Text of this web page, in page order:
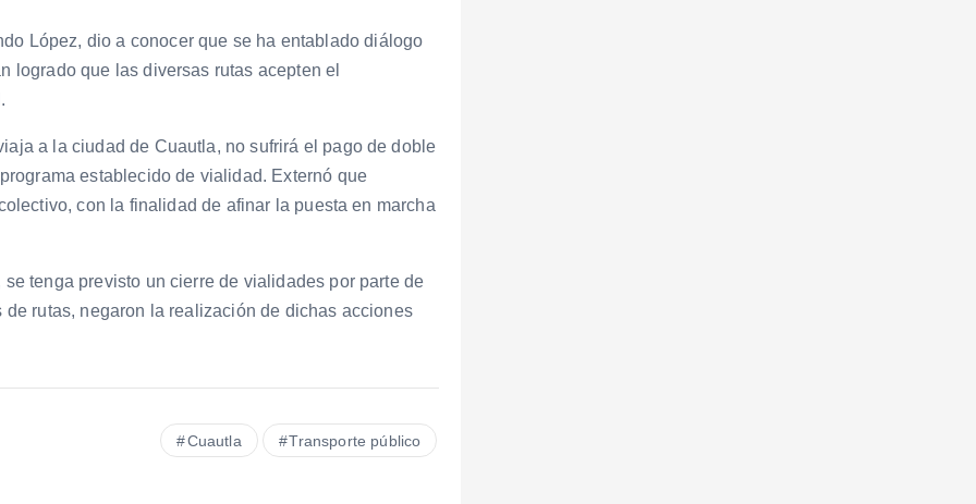
López, dio a conocer que se ha entablado diálogo
logrado que las diversas rutas acepten el
a la ciudad de Cuautla, no sufrirá el pago de doble
establecido de vialidad. Externó que
con la finalidad de afinar la puesta en marcha
tenga previsto un cierre de vialidades por parte de
rutas, negaron la realización de dichas acciones
Cuautla Transporte público